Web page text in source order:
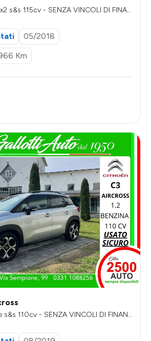
VINCOLI DI FINAN
05/2018
Km
VINCOLI DI FINAN